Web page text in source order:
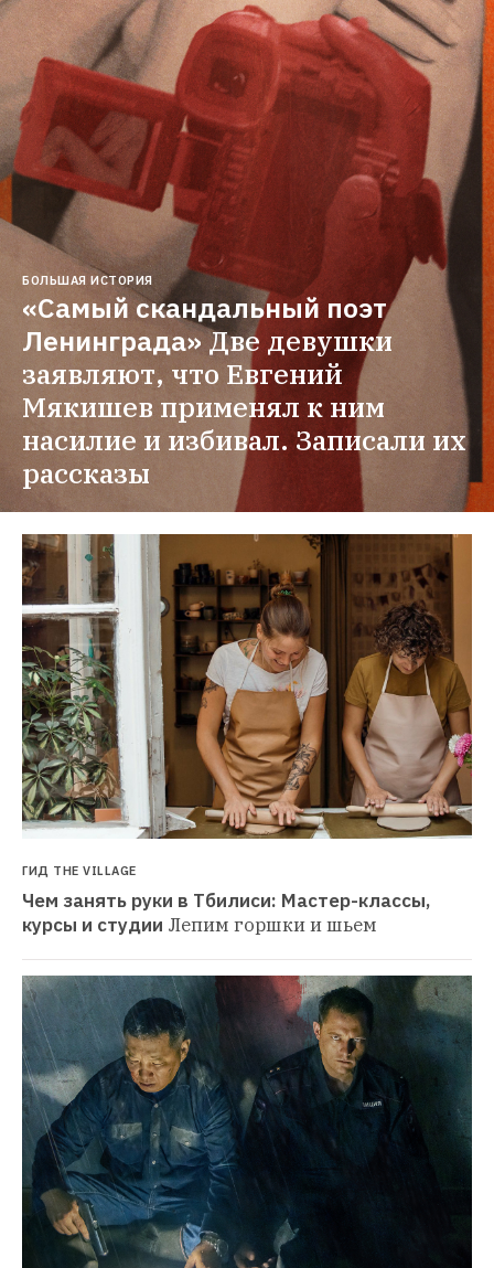
БОЛЬШАЯ ИСТОРИЯ
«Самый скандальный поэт
Ленинграда»Две девушки
заявляют, что Евгений
Мякишев применял к ним
насилие и избивал. Записали их
рассказы
ГИД THE VILLAGE
Чем занять руки в Тбилиси: Мастер-классы,
курсы и студии Лепим горшки и шьем